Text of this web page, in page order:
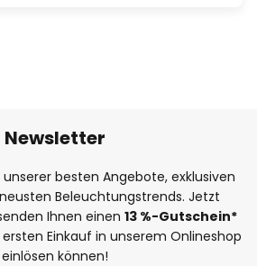
Newsletter
unserer besten Angebote, exklusiven
Beleuchtungstrends. Jetzt
Ihnen einen 13 %-Gutschein*
Einkauf in unserem Onlineshop
einlösen können!